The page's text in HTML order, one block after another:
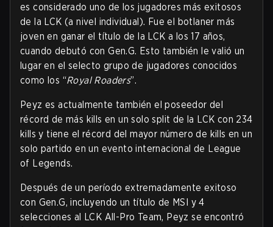
es considerado uno de los jugadores más exitosos
de la LCK (a nivel individual). Fue el botlaner más
joven en ganar el título de la LCK a los 17 años,
cuando debutó con Gen.G. Esto también le valió un
lugar en el selecto grupo de jugadores conocidos
como los “Royal Roaders”.
Peyz es actualmente también el poseedor del
récord de más kills en un solo split de la LCK con 234
kills y tiene el récord del mayor número de kills en un
solo partido en un evento internacional de League
of Legends.
Después de un período extremadamente exitoso
con Gen.G, incluyendo un título de MSI y 4
selecciones al LCK All-Pro Team, Peyz se encontró